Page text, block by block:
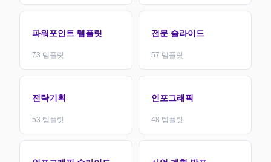
파워포인트 템플릿
73 템플릿
전문 슬라이드
57 템플릿
전략기획
53 템플릿
인포그래픽
48 템플릿